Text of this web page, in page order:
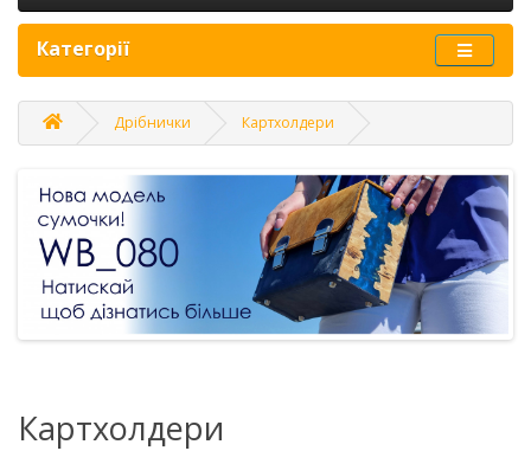
Категорії
Дрібнички Картхолдери
Картхолдери